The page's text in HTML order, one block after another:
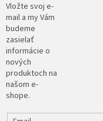
Vložte svoj e-
mail a my Vám
budeme
zasielať
informácie o
nových
produktoch na
našom e-
shope.